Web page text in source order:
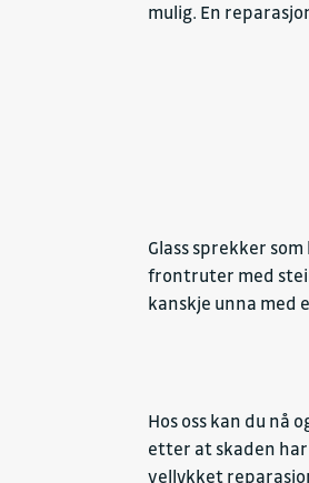
mulig. En
Glass sprekker
frontruter med
kanskje unna med
Hos oss kan du nå
etter at skaden
vellykket